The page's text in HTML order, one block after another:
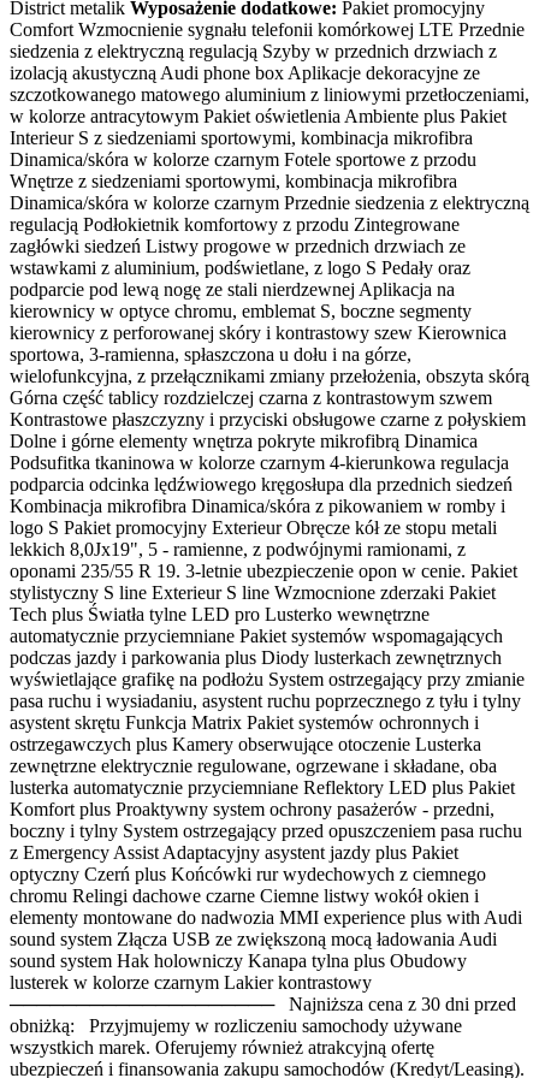
District metalik Wyposażenie dodatkowe: Pakiet promocyjny
Comfort Wzmocnienie sygnału telefonii komórkowej LTE Przednie
siedzenia z elektryczną regulacją Szyby w przednich drzwiach z
izolacją akustyczną Audi phone box Aplikacje dekoracyjne ze
szczotkowanego matowego aluminium z liniowymi przetłoczeniami,
w kolorze antracytowym Pakiet oświetlenia Ambiente plus Pakiet
Interieur S z siedzeniami sportowymi, kombinacja mikrofibra
Dinamica/skóra w kolorze czarnym Fotele sportowe z przodu
Wnętrze z siedzeniami sportowymi, kombinacja mikrofibra
Dinamica/skóra w kolorze czarnym Przednie siedzenia z elektryczną
regulacją Podłokietnik komfortowy z przodu Zintegrowane
zagłówki siedzeń Listwy progowe w przednich drzwiach ze
wstawkami z aluminium, podświetlane, z logo S Pedały oraz
podparcie pod lewą nogę ze stali nierdzewnej Aplikacja na
kierownicy w optyce chromu, emblemat S, boczne segmenty
kierownicy z perforowanej skóry i kontrastowy szew Kierownica
sportowa, 3-ramienna, spłaszczona u dołu i na górze,
wielofunkcyjna, z przełącznikami zmiany przełożenia, obszyta skórą
Górna część tablicy rozdzielczej czarna z kontrastowym szwem
Kontrastowe płaszczyzny i przyciski obsługowe czarne z połyskiem
Dolne i górne elementy wnętrza pokryte mikrofibrą Dinamica
Podsufitka tkaninowa w kolorze czarnym 4-kierunkowa regulacja
podparcia odcinka lędźwiowego kręgosłupa dla przednich siedzeń
Kombinacja mikrofibra Dinamica/skóra z pikowaniem w romby i
logo S Pakiet promocyjny Exterieur Obręcze kół ze stopu metali
lekkich 8,0Jx19", 5 - ramienne, z podwójnymi ramionami, z
oponami 235/55 R 19. 3-letnie ubezpieczenie opon w cenie. Pakiet
stylistyczny S line Exterieur S line Wzmocnione zderzaki Pakiet
Tech plus Światła tylne LED pro Lusterko wewnętrzne
automatycznie przyciemniane Pakiet systemów wspomagających
podczas jazdy i parkowania plus Diody lusterkach zewnętrznych
wyświetlające grafikę na podłożu System ostrzegający przy zmianie
pasa ruchu i wysiadaniu, asystent ruchu poprzecznego z tyłu i tylny
asystent skrętu Funkcja Matrix Pakiet systemów ochronnych i
ostrzegawczych plus Kamery obserwujące otoczenie Lusterka
zewnętrzne elektrycznie regulowane, ogrzewane i składane, oba
lusterka automatycznie przyciemniane Reflektory LED plus Pakiet
Komfort plus Proaktywny system ochrony pasażerów - przedni,
boczny i tylny System ostrzegający przed opuszczeniem pasa ruchu
z Emergency Assist Adaptacyjny asystent jazdy plus Pakiet
optyczny Czerń plus Końcówki rur wydechowych z ciemnego
chromu Relingi dachowe czarne Ciemne listwy wokół okien i
elementy montowane do nadwozia MMI experience plus with Audi
sound system Złącza USB ze zwiększoną mocą ładowania Audi
sound system Hak holowniczy Kanapa tylna plus Obudowy
lusterek w kolorze czarnym Lakier kontrastowy
──────────────────── Najniższa cena z 30 dni przed
obniżką: Przyjmujemy w rozliczeniu samochody używane
wszystkich marek. Oferujemy również atrakcyjną ofertę
ubezpieczeń i finansowania zakupu samochodów (Kredyt/Leasing).